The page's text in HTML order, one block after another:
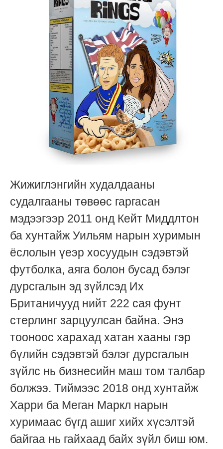
Жижиглэнгийн худалдааны
судалгааны төвөөс гаргасан
мэдээгээр 2011 онд Кейт Миддлтон
ба хунтайж Уильям нарын хуримын
ёслолын үеэр хосуудын сэдэвтэй
футболка, аяга болон бусад бэлэг
дурсгалын эд зүйлсэд Их
Британичууд нийт 222 сая фунт
стерлинг зарцуулсан байна. Энэ
тооноос харахад хатан хааны гэр
бүлийн сэдэвтэй бэлэг дурсгалын
зүйлс нь бизнесийн маш том талбар
болжээ. Тиймээс 2018 онд хунтайж
Харри ба Меган Маркл нарын
хуримаас бүгд ашиг хийх хүсэлтэй
байгаа нь гайхаад байх зүйл биш юм.